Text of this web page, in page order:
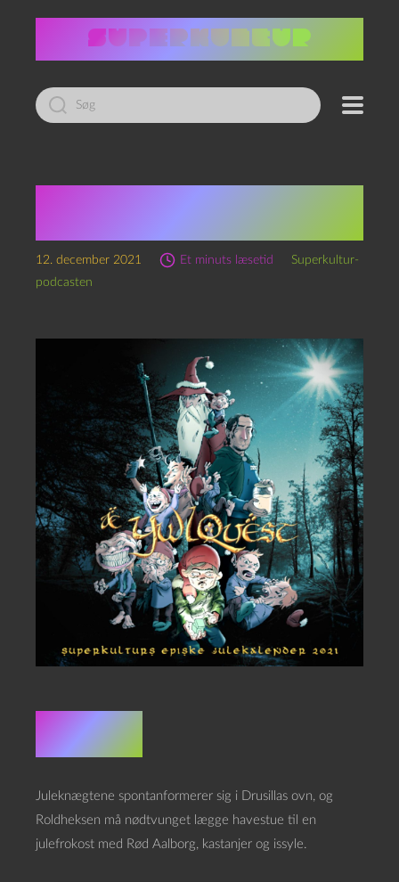
Led
efter:
12. december 2021 Et minuts læsetid
Superkultur-
podcasten
Resumé
Juleknægtene spontanformerer sig i Drusillas ovn, og
Roldheksen må nødtvunget lægge havestue til en
julefrokost med Rød Aalborg, kastanjer og issyle.